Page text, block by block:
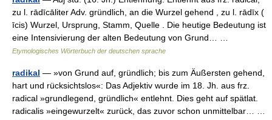
zu l. rādīcāliter Adv. gründlich, an die Wurzel gehend , zu l. rādīx (
īcis) Wurzel, Ursprung, Stamm, Quelle . Die heutige Bedeutung ist
eine Intensivierung der alten Bedeutung von Grund… …
Etymologisches Wörterbuch der deutschen sprache
radikal — »von Grund auf, gründlich; bis zum Äußersten gehend,
hart und rücksichtslos«: Das Adjektiv wurde im 18. Jh. aus frz.
radical »grundlegend, gründlich« entlehnt. Dies geht auf spätlat.
radicalis »eingewurzelt« zurück, das zuvor schon unmittelbar… …